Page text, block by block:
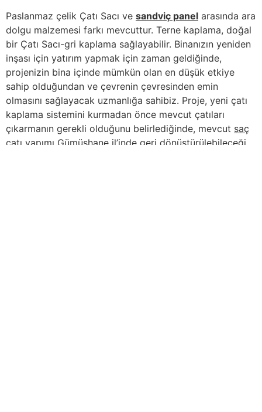
Paslanmaz çelik Çatı Sacı ve sandviç panel arasında ara
dolgu malzemesi farkı mevcuttur. Terne kaplama, doğal
bir Çatı Sacı-gri kaplama sağlayabilir. Binanızın yeniden
inşası için yatırım yapmak için zaman geldiğinde,
projenizin bina içinde mümkün olan en düşük etkiye
sahip olduğundan ve çevrenin çevresinden emin
olmasını sağlayacak uzmanlığa sahibiz. Proje, yeni çatı
kaplama sistemini kurmadan önce mevcut çatıları
çıkarmanın gerekli olduğunu belirlediğinde, mevcut saç
çatı yapımı Gümüşhane il’inde geri dönüştürülebileceği